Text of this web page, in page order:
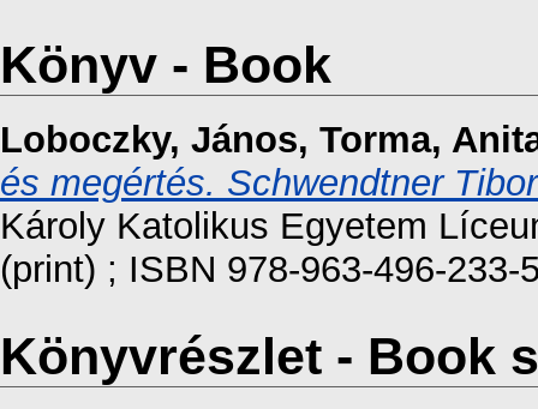
Könyv - Book
Loboczky, János, Torma,
és megértés. Schwendtner
Károly Katolikus Egyetem
(print) ; ISBN 978-963-496-233-
Könyvrészlet - Book